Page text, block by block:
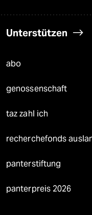
Unterstützen
abo
genossenschaft
taz zahl ich
recherchefonds
panterstiftung
panterpreis 2026